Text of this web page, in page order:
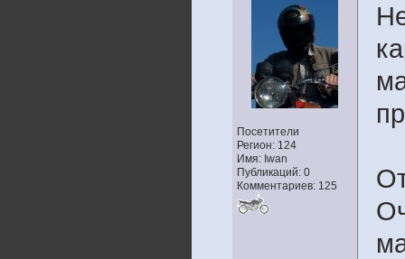
Посетители
Регион: 124
Имя: Iwan
Публикаций: 0
Комментариев: 125